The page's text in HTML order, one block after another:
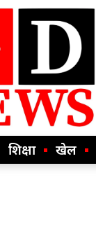
शिक्षा खेल